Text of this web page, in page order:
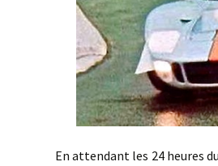
En attendant les 24 heures du